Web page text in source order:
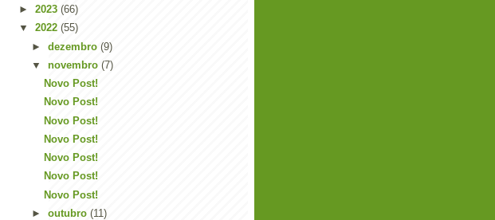
► 2023 (66)
▼ 2022 (55)
► dezembro (9)
▼ novembro (7)
Novo Post!
Novo Post!
Novo Post!
Novo Post!
Novo Post!
Novo Post!
Novo Post!
► outubro (11)